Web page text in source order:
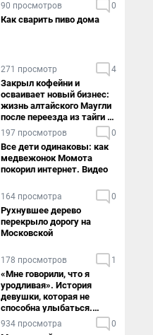
90 просмотров 0
Как сварить пиво дома
271 просмотр 4
Закрыл кофейни и
осваивает новый бизнес:
жизнь алтайского Маугли
после переезда из тайги в
столицу
197 просмотров 0
Все дети одинаковы: как
медвежонок Момота
покорил интернет. Видео
164 просмотра 0
Рухнувшее дерево
перекрыло дорогу на
Московской
178 просмотров 1
«Мне говорили, что я
уродливая». История
девушки, которая не
способна улыбаться.
Видео
934 просмотра 0